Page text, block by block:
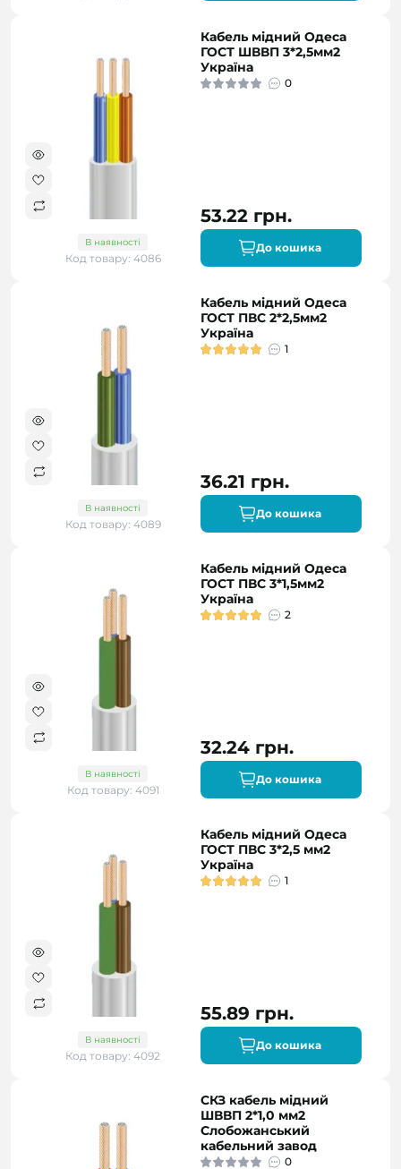
В наявності
Код товару: 4086
Кабель мідний Одеса
ГОСТ ШВВП 3*2,5мм2
Україна
0
53.22 грн.
До кошика
В наявності
Код товару: 4089
Кабель мідний Одеса
ГОСТ ПВС 2*2,5мм2
Україна
1
36.21 грн.
До кошика
В наявності
Код товару: 4091
Кабель мідний Одеса
ГОСТ ПВС 3*1,5мм2
Україна
2
32.24 грн.
До кошика
В наявності
Код товару: 4092
Кабель мідний Одеса
ГОСТ ПВС 3*2,5 мм2
Україна
1
55.89 грн.
До кошика
СКЗ кабель мідний
ШВВП 2*1,0 мм2
Слобожанський
кабельний завод
0